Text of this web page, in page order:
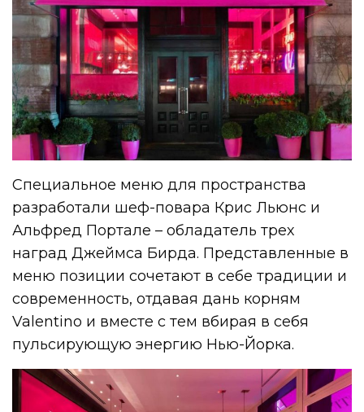
Специальное меню для пространства
разработали шеф-повара Крис Льюнс и
Альфред Портале – обладатель трех
наград Джеймса Бирда. Представленные в
меню позиции сочетают в себе традиции и
современность, отдавая дань корням
Valentino и вместе с тем вбирая в себя
пульсирующую энергию Нью-Йорка.